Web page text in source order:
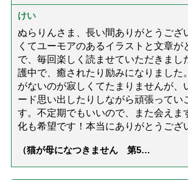
達』が届きました」）
けい
ぬらりんさま、長い間ありがとうござ
くてユーモアのあるイラストと文章が
で、毎回楽しく読ませていただきまし
護中で、癒されたり励みになりました
がないのが寂しくてたまりませんが、
ード思い出したりしながら頑張ってい
す。不定期でもいいので、また会えま
化も希望です！本当にありがとうござ
（猫が母になつきません 第500